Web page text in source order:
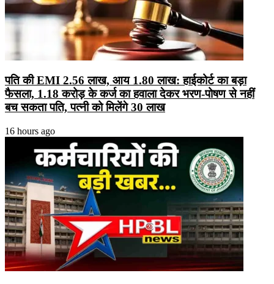
पति की EMI 2.56 लाख, आय 1.80 लाख: हाईकोर्ट का बड़ा
फैसला, 1.18 करोड़ के कर्ज का हवाला देकर भरण-पोषण से नहीं
बच सकता पति, पत्नी को मिलेंगे 30 लाख
16 hours ago